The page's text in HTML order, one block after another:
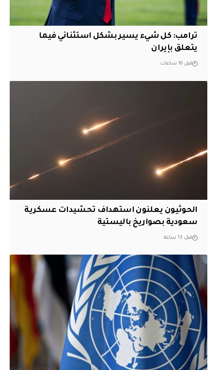
ترامب: كل شيء يسير بشكل استثنائي فيما
يتعلق بإيران
قبل 10 ساعات
الحوثيون يعلنون استهداف تحشيدات عسكرية
سعودية بصواريخ باليستية
قبل 13 ساعة